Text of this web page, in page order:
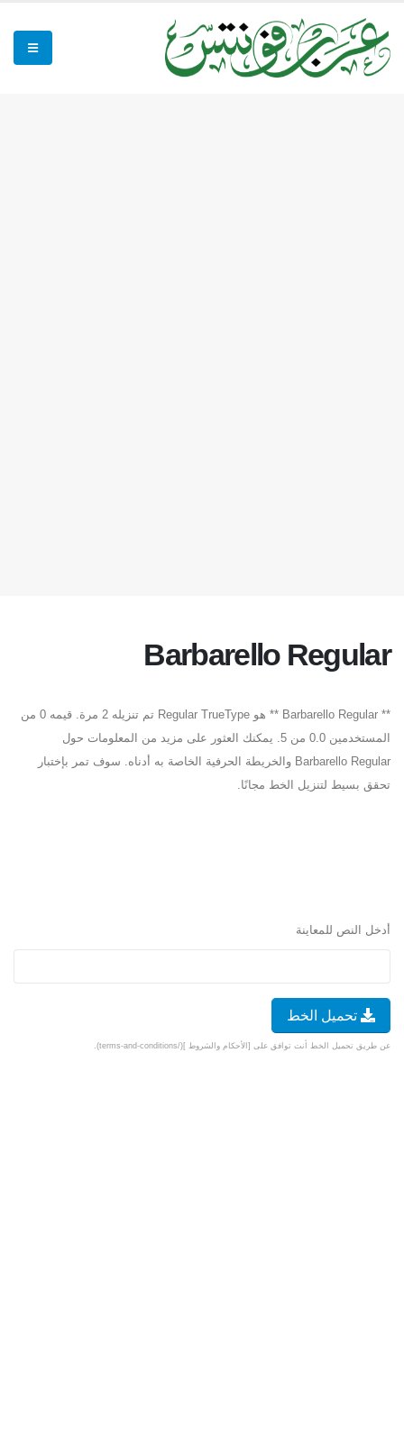
Barbarello Regular
** Barbarello Regular ** هو Regular TrueType تم تنزيله 2 مرة. قيمه 0 من
المستخدمين 0.0 من 5. يمكنك العثور على مزيد من المعلومات حول
Barbarello Regular والخريطة الحرفية الخاصة به أدناه. سوف تمر بإختبار
تحقق بسيط لتنزيل الخط مجانًا.
أدخل النص للمعاينة
تحميل الخط
عن طريق تحميل الخط أنت توافق على [الأحكام والشروط ](/terms-and-conditions).